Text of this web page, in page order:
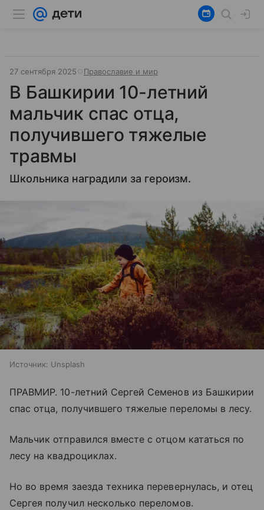
27 сентября 2025 Православие и мир
В Башкирии 10-летний
мальчик спас отца,
получившего тяжелые
травмы
Школьника наградили за героизм.
Источник: Unsplash
ПРАВМИР. 10-летний Сергей Семенов из Башкирии
спас отца, получившего тяжелые переломы в лесу.
Мальчик отправился вместе с отцом кататься по
лесу на квадроциклах.
Но во время заезда техника перевернулась, и отец
Сергея получил несколько переломов.